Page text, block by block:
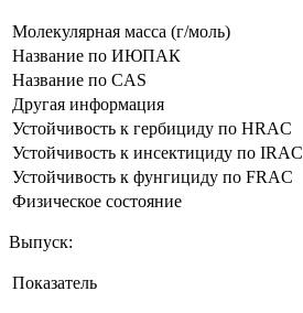
Молекулярная масса (г/моль)
Название по ИЮПАК
Название по CAS
Другая информация
Устойчивость к гербициду по HRAC
Устойчивость к инсектициду по IRAC
Устойчивость к фунгициду по FRAC
Физическое состояние
Выпуск:
Показатель